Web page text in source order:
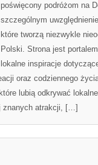
poświęcony podróżom na
szczególnym
które tworzą niezwykle
Polski. Strona jest
lokalne inspiracje
oraz codziennego
lubią odkrywać
znanych atrakcji, […]